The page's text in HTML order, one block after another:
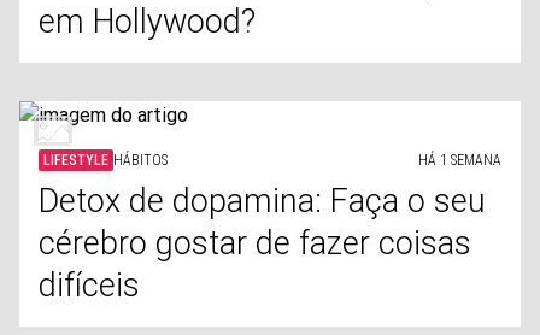
em Hollywood?
LIFESTYLE HÁBITOS HÁ 1 SEMANA
Detox de dopamina: Faça o seu
cérebro gostar de fazer coisas
difíceis